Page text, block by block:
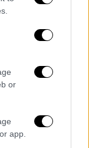
or
app.
«Κάποτε